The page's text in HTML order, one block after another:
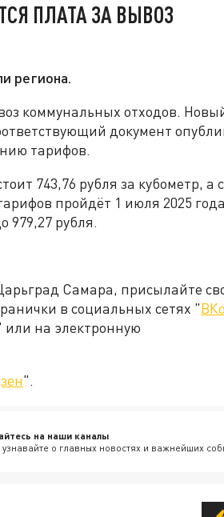
ПЛАТА ЗА ВЫВОЗ
региона.
коммунальных отходов.
документ
тарифов.
743,76 рубля за кубометр, а
пройдёт 1 июля 2025
979,27 рубля.
Самара, присылайте
в социальных сетях "
или на электронную
".
на наши каналы
о главных новостях и важнейших